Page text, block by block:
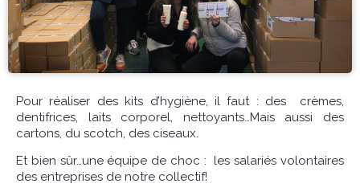
Pour réaliser des kits d’hygiène, il faut : des crèmes,
dentifrices, laits corporel, nettoyants…Mais aussi des
cartons, du scotch, des ciseaux.
Et bien sûr…une équipe de choc : les salariés volontaires
des entreprises de notre collectif!